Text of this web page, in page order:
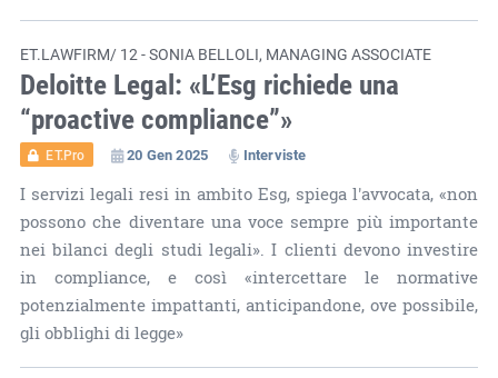
ET.LAWFIRM/ 12 - SONIA BELLOLI, MANAGING ASSOCIATE
Deloitte Legal: «L’Esg richiede una
“proactive compliance”»
ET.Pro 20 Gen 2025 Interviste
I servizi legali resi in ambito Esg, spiega l'avvocata, «non
possono che diventare una voce sempre più importante
nei bilanci degli studi legali». I clienti devono investire
in compliance, e così «intercettare le normative
potenzialmente impattanti, anticipandone, ove possibile,
gli obblighi di legge»